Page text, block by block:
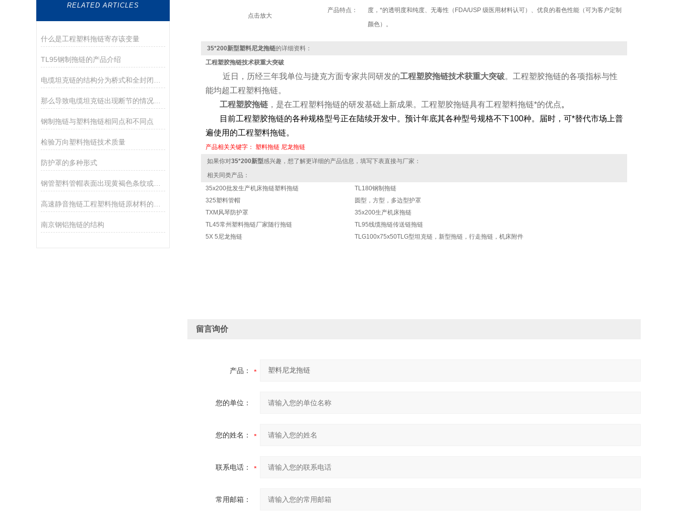
RELATED ARTICLES
什么是工程塑料拖链寄存该变量
TL95钢制拖链的产品介绍
那么导致电缆坦克链出现断节的情况有那些呢
钢制拖链与塑料拖链相同点和不同点
检验万向塑料拖链技术质量
防护罩的多种形式
钢管塑料管帽表面出现黄褐色条纹或色点
南京钢铝拖链的结构
点击放大
产品特点：
度，*的透明度和纯度、无毒性（FDA/USP 级医用材料认可）、优良的着色性能（可为客户定制
颜色）。
35*200新型塑料尼龙拖链的详细资料：
工程塑胶拖链技术获重大突破
近日，历经三年我单位与捷克方面专家共同研发的工程塑胶拖链技术获重大突破。工程塑胶拖链的各项指标与性
能均超工程塑料拖链。
工程塑胶拖链，是在工程塑料拖链的研发基础上新成果。工程塑胶拖链具有工程塑料拖链*的优点。
目前工程塑胶拖链的各种规格型号正在陆续开发中。预计年底其各种型号规格不下100种。届时，可*替代市场上普
遍使用的工程塑料拖链。
产品相关关键字： 塑料拖链 尼龙拖链
如果你对35*200新型感兴趣，想了解更详细的产品信息，填写下表直接与厂家：
相关同类产品：
35x200批发生产机床拖链塑料拖链
TL180钢制拖链
325塑料管帽
圆型，方型，多边型护罩
TXM风琴防护罩
35x200生产机床拖链
TL45常州塑料拖链厂家随行拖链
TL95线缆拖链传送链拖链
5X 5尼龙拖链
TLG100x75x50TLG型坦克链，新型拖链，行走拖链，机床附件
留言询价
产品：
您的单位：
您的姓名：
联系电话：
常用邮箱：